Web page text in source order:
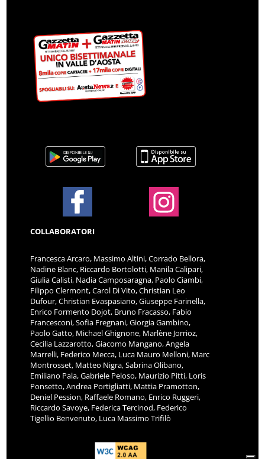
COLLABORATORI
Francesca Arcaro, Massimo Altini, Corrado Bellora,
Nadine Blanc, Riccardo Bortolotti, Manila Calipari,
Giulia Calisti, Nadia Camposaragna, Paolo Ciambi,
Filippo Clermont, Carol Di Vito, Christian Leo
Dufour, Christian Evaspasiano, Giuseppe Farinella,
Enrico Formento Dojot, Bruno Fracasso, Fabio
Francesconi, Sofia Fregnani, Giorgia Gambino,
Paolo Gatto, Michael Ghignone, Marlène Jorrioz,
Cecilia Lazzarotto, Giacomo Mangano, Angela
Marrelli, Federico Mecca, Luca Mauro Melloni, Marc
Montrosset, Matteo Nigra, Sabrina Olibano,
Emiliano Pala, Gabriele Peloso, Maurizio Pitti, Loris
Ponsetto, Andrea Portigliatti, Mattia Pramotton,
Deniel Pession, Raffaele Romano, Enrico Ruggeri,
Riccardo Savoye, Federica Tercinod, Federico
Tigellio Benvenuto, Luca Massimo Trifilò